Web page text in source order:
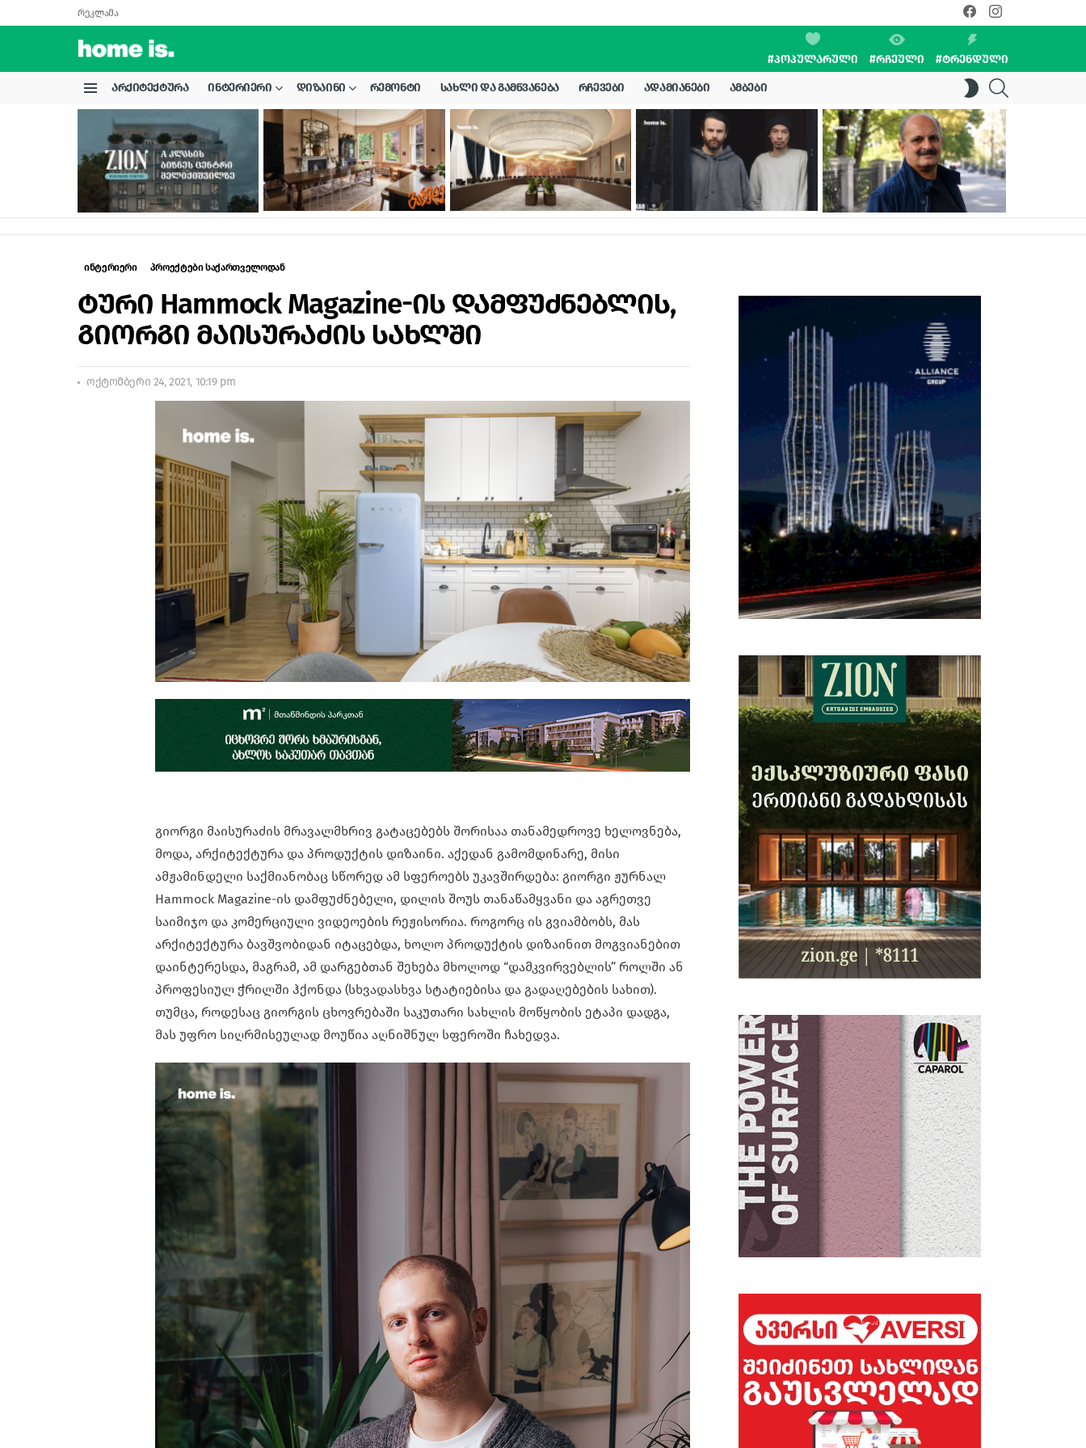
რეკლამა
facebookinstagram
#ᲞᲝᲞᲣᲚᲐᲠᲣᲚᲘ #ᲠᲩᲔᲣᲚᲘ #ᲢᲠᲔᲜᲓᲣᲚᲘ
ᲐᲠᲥᲘᲢᲔᲥᲢᲣᲠᲐ ᲘᲜᲢᲔᲠᲘᲔᲠᲘ ᲓᲘᲖᲐᲘᲜᲘ ᲠᲔᲛᲝᲜᲢᲘ ᲡᲐᲮᲚᲘ ᲓᲐ ᲒᲐᲛᲬᲕᲐᲜᲔᲑᲐ ᲠᲩᲔᲕᲔᲑᲘ ᲐᲓᲐᲛᲘᲐᲜᲔᲑᲘ ᲐᲛᲑᲔᲑᲘ
SWITCH
SKIN
STORIES
ინტერიერი პროექტები საქართველოდან
ტური Hammock Magazine-ის დამფუძნებლის,
გიორგი მაისურაძის სახლში
ოქტომბერი 24, 2021, 10:19 pm
გიორგი მაისურაძის მრავალმხრივ გატაცებებს შორისაა თანამედროვე ხელოვნება,
მოდა, არქიტექტურა და პროდუქტის დიზაინი. აქედან გამომდინარე, მისი
ამჟამინდელი საქმიანობაც სწორედ ამ სფეროებს უკავშირდება: გიორგი ჟურნალ
Hammock Magazine-ის დამფუძნებელი, დილის შოუს თანაწამყვანი და აგრეთვე
საიმიჯო და კომერციული ვიდეოების რეჟისორია. როგორც ის გვიამბობს, მას
არქიტექტურა ბავშვობიდან იტაცებდა, ხოლო პროდუქტის დიზაინით მოგვიანებით
დაინტერესდა, მაგრამ, ამ დარგებთან შეხება მხოლოდ “დამკვირვებლის” როლში ან
პროფესიულ ჭრილში ჰქონდა (სხვადასხვა სტატიებისა და გადაღებების სახით).
თუმცა, როდესაც გიორგის ცხოვრებაში საკუთარი სახლის მოწყობის ეტაპი დადგა,
მას უფრო სიღრმისეულად მოუწია აღნიშნულ სფეროში ჩახედვა.